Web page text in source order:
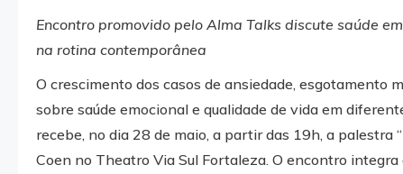
Encontro promovido pelo Alma Talks discute saúde
na rotina contemporânea
O crescimento dos casos de ansiedade, esgotamento
sobre saúde emocional e qualidade de vida em
recebe, no dia 28 de maio, a partir das 19h, a palestra
Coen no Theatro Via Sul Fortaleza. O encontro